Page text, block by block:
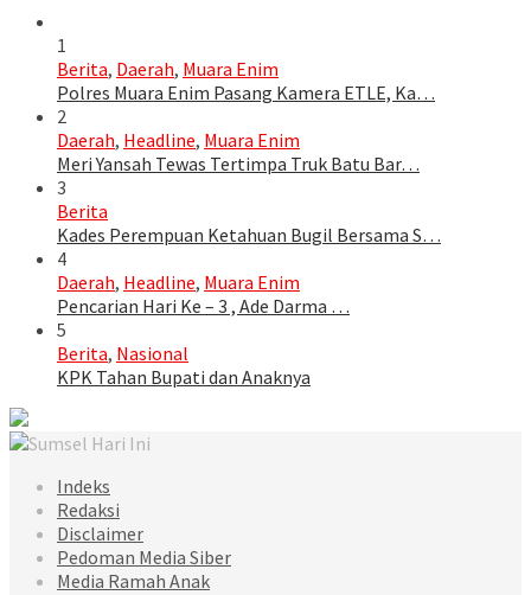
1
Berita, Daerah, Muara Enim
Polres Muara Enim Pasang Kamera ETLE, Ka…
2
Daerah, Headline, Muara Enim
Meri Yansah Tewas Tertimpa Truk Batu Bar…
3
Berita
Kades Perempuan Ketahuan Bugil Bersama S…
4
Daerah, Headline, Muara Enim
Pencarian Hari Ke – 3 , Ade Darma …
5
Berita, Nasional
KPK Tahan Bupati dan Anaknya
Indeks
Redaksi
Disclaimer
Pedoman Media Siber
Media Ramah Anak